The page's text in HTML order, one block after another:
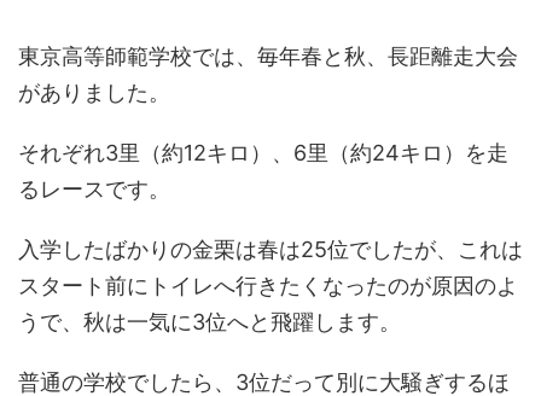
東京高等師範学校では、毎年春と秋、長距離走大会
がありました。
それぞれ3里（約12キロ）、6里（約24キロ）を走
るレースです。
入学したばかりの金栗は春は25位でしたが、これは
スタート前にトイレへ行きたくなったのが原因のよ
うで、秋は一気に3位へと飛躍します。
普通の学校でしたら、3位だって別に大騒ぎするほ